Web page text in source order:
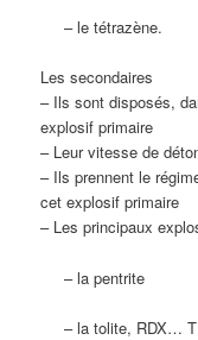
– le tétrazène.
Les secondaires
– Ils sont disposés,
explosif primaire
– Leur vitesse de
– Ils prennent le
cet explosif primaire
– Les principaux
– la pentrite
– la tolite, RDX…